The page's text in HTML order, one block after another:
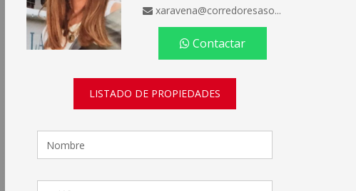
xaravena@corredoresaso...
Contactar
LISTADO DE PROPIEDADES